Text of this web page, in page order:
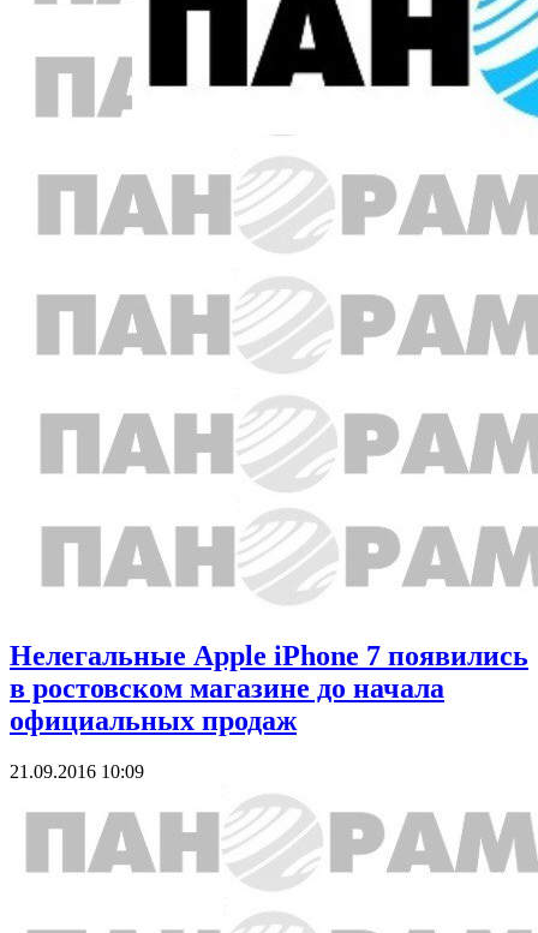
Нелегальные Apple iPhone 7 появились
в ростовском магазине до начала
официальных продаж
21.09.2016 10:09